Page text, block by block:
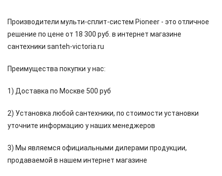
Производители мульти-сплит-систем Pioneer - это отличное
решение по цене от 18 300 руб. в интернет магазине
сантехники santeh-victoria.ru
Преимущества покупки у нас:
1) Доставка по Москве 500 руб
2) Установка любой сантехники, по стоимости установки
уточните информацию у наших менеджеров
3) Мы являемся официальными дилерами продукции,
продаваемой в нашем интернет магазине